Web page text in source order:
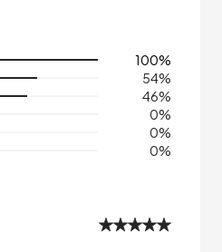
100%
54%
46%
0%
0%
0%